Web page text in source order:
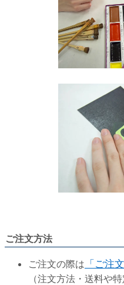
ご注文方法
ご注文の際は 「ご注
（注文方法・送料や